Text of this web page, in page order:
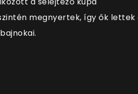
megnyertek, így ők lettek